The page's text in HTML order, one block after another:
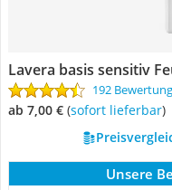
Lavera basis sensitiv
192
ab 7,00 € ( Sofort lieferbar)
Unsere